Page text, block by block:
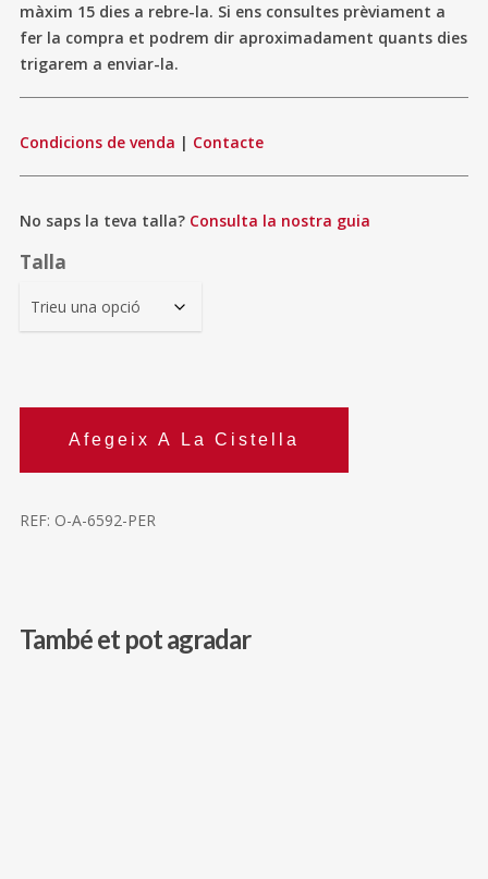
màxim 15 dies a rebre-la. Si ens consultes prèviament a
fer la compra et podrem dir aproximadament quants dies
trigarem a enviar-la.
Condicions de venda | Contacte
No saps la teva talla? Consulta la nostra guia
Talla
Afegeix A La Cistella
REF: O-A-6592-PER
També et pot agradar